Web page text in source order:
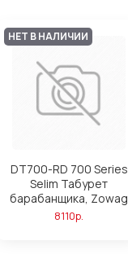
НЕТ В НАЛИЧИИ
DT700-RD 700 Series
Selim Табурет
барабанщика, Zowag
8110р.